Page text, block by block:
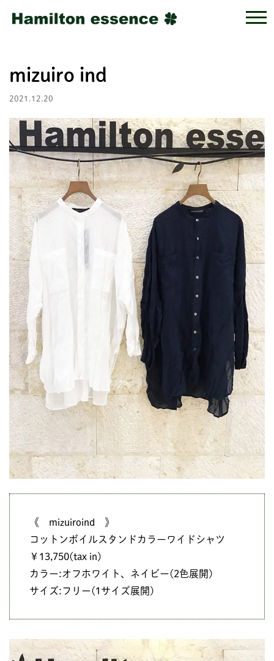
mizuiro ind
2021.12.20
《 mizuiroind 》
コットンボイルスタンドカラーワイドシャツ
￥13,750(tax in)
カラー:オフホワイト、ネイビー(2色展開)
サイズ:フリー(1サイズ展開)